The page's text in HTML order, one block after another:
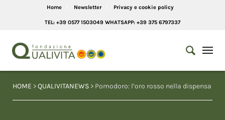
Home Newsletter Privacy e cookie policy
TEL: +39 0577 1503049 WHATSAPP: +39 375 6797337
HOME >QUALIVITANEWS > Pomodoro: l’oro rosso nella dispensa